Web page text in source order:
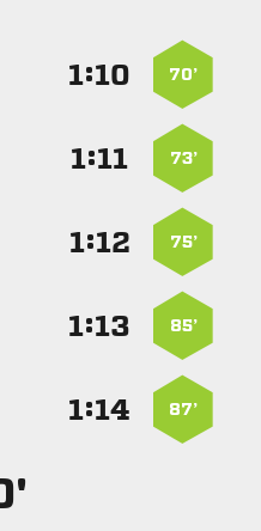
70’
:
73’
:
75’
:
85’
:
87’
: